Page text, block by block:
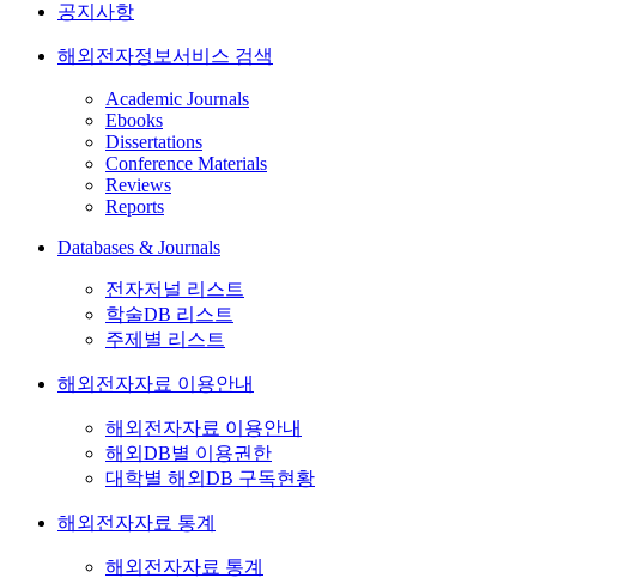
공지사항
해외전자정보서비스 검색
Academic Journals
Ebooks
Dissertations
Conference Materials
Reviews
Reports
Databases & Journals
전자저널 리스트
학술DB 리스트
주제별 리스트
해외전자자료 이용안내
해외전자자료 이용안내
해외DB별 이용권한
대학별 해외DB 구독현황
해외전자자료 통계
해외전자자료 통계